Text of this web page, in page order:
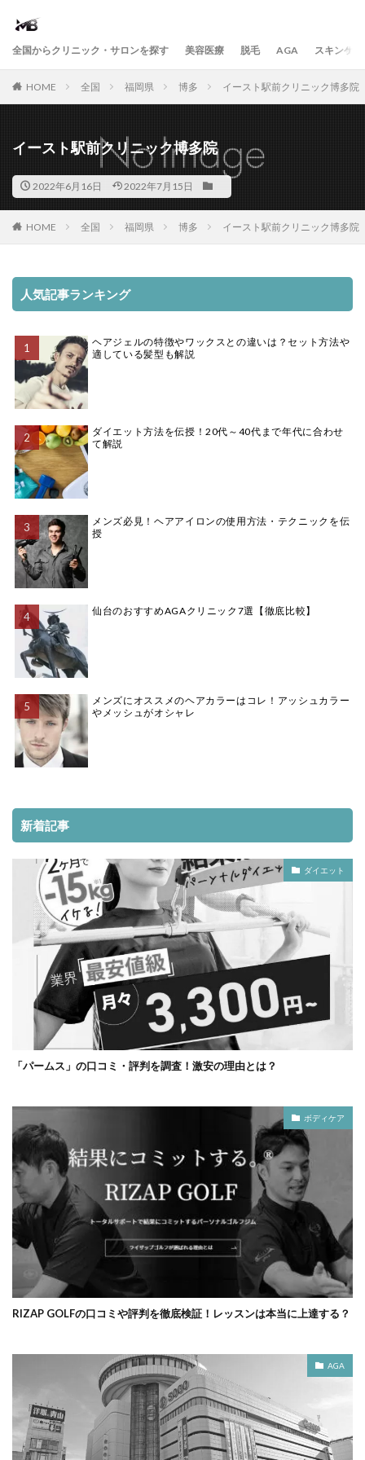
全国からクリニック・サロンを探す 美容医療 脱毛 AGA スキンケア
HOME 全国 福岡県 博多 イースト駅前クリニック博多院
イースト駅前クリニック博多院
2022年6月16日 2022年7月15日
HOME 全国 福岡県 博多 イースト駅前クリニック博多院
人気記事ランキング
ヘアジェルの特徴やワックスとの違いは？セット方法や
適している髪型も解説
ダイエット方法を伝授！20代～40代まで年代に合わせ
て解説
メンズ必見！ヘアアイロンの使用方法・テクニックを伝
授
仙台のおすすめAGAクリニック7選【徹底比較】
メンズにオススメのヘアカラーはコレ！アッシュカラー
やメッシュがオシャレ
新着記事
ダイエット
「パームス」の口コミ・評判を調査！激安の理由とは？
ボディケア
RIZAP GOLFの口コミや評判を徹底検証！レッスンは本当に上達する？
AGA